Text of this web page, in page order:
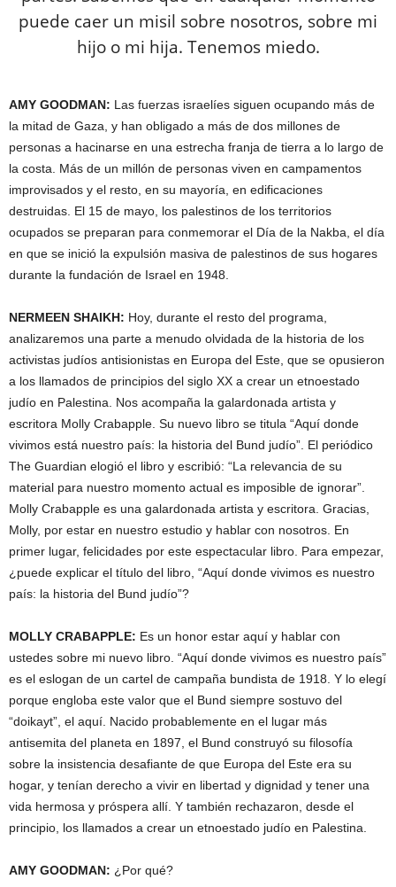
puede caer un misil sobre nosotros, sobre mi
hijo o mi hija. Tenemos miedo.
AMY GOODMAN: Las fuerzas israelíes siguen ocupando más de
la mitad de Gaza, y han obligado a más de dos millones de
personas a hacinarse en una estrecha franja de tierra a lo largo de
la costa. Más de un millón de personas viven en campamentos
improvisados y el resto, en su mayoría, en edificaciones
destruidas. El 15 de mayo, los palestinos de los territorios
ocupados se preparan para conmemorar el Día de la Nakba, el día
en que se inició la expulsión masiva de palestinos de sus hogares
durante la fundación de Israel en 1948.
NERMEEN SHAIKH: Hoy, durante el resto del programa,
analizaremos una parte a menudo olvidada de la historia de los
activistas judíos antisionistas en Europa del Este, que se opusieron
a los llamados de principios del siglo XX a crear un etnoestado
judío en Palestina. Nos acompaña la galardonada artista y
escritora Molly Crabapple. Su nuevo libro se titula “Aquí donde
vivimos está nuestro país: la historia del Bund judío”. El periódico
The Guardian elogió el libro y escribió: “La relevancia de su
material para nuestro momento actual es imposible de ignorar”.
Molly Crabapple es una galardonada artista y escritora. Gracias,
Molly, por estar en nuestro estudio y hablar con nosotros. En
primer lugar, felicidades por este espectacular libro. Para empezar,
¿puede explicar el título del libro, “Aquí donde vivimos es nuestro
país: la historia del Bund judío”?
MOLLY CRABAPPLE: Es un honor estar aquí y hablar con
ustedes sobre mi nuevo libro. “Aquí donde vivimos es nuestro país”
es el eslogan de un cartel de campaña bundista de 1918. Y lo elegí
porque engloba este valor que el Bund siempre sostuvo del
“doikayt”, el aquí. Nacido probablemente en el lugar más
antisemita del planeta en 1897, el Bund construyó su filosofía
sobre la insistencia desafiante de que Europa del Este era su
hogar, y tenían derecho a vivir en libertad y dignidad y tener una
vida hermosa y próspera allí. Y también rechazaron, desde el
principio, los llamados a crear un etnoestado judío en Palestina.
AMY GOODMAN: ¿Por qué?